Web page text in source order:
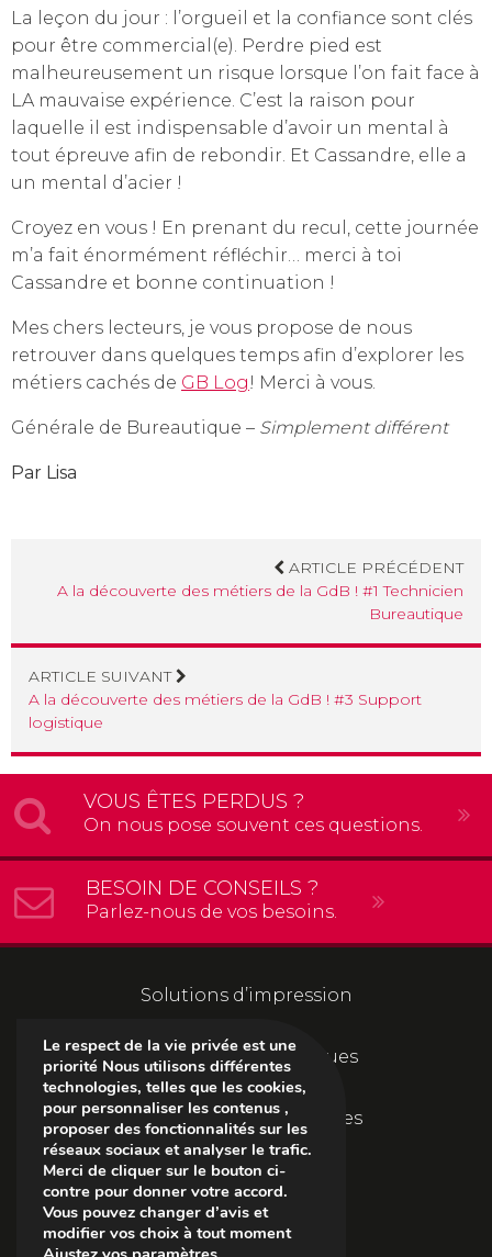
La leçon du jour : l’orgueil et la confiance sont clés
pour être commercial(e). Perdre pied est
malheureusement un risque lorsque l’on fait face à
LA mauvaise expérience. C’est la raison pour
laquelle il est indispensable d’avoir un mental à
tout épreuve afin de rebondir. Et Cassandre, elle a
un mental d’acier !
Croyez en vous ! En prenant du recul, cette journée
m’a fait énormément réfléchir… merci à toi
Cassandre et bonne continuation !
Mes chers lecteurs, je vous propose de nous
retrouver dans quelques temps afin d’explorer les
métiers cachés de GB Log! Merci à vous.
Générale de Bureautique – Simplement différent
Par Lisa
ARTICLE PRÉCÉDENT
A la découverte des métiers de la GdB ! #1 Technicien
Bureautique
ARTICLE SUIVANT
A la découverte des métiers de la GdB ! #3 Support
logistique
VOUS ÊTES PERDUS ?
On nous pose souvent ces questions.
BESOIN DE CONSEILS ?
Parlez-nous de vos besoins.
Solutions d’impression
Solutions informatiques
Solutions documentaires
L’entreprise
Suivez-nous
Le respect de la vie privée est une
priorité Nous utilisons différentes
technologies, telles que les cookies,
pour personnaliser les contenus ,
proposer des fonctionnalités sur les
réseaux sociaux et analyser le trafic.
Merci de cliquer sur le bouton ci-
contre pour donner votre accord.
Vous pouvez changer d’avis et
modifier vos choix à tout moment